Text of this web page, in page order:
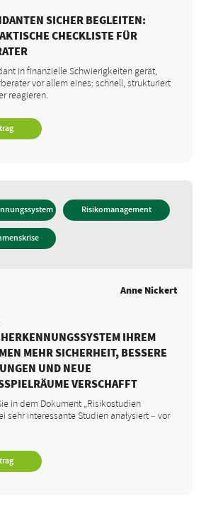
SICHER BEGLEITEN:
CHECKLISTE FÜR
in finanzielle Schwierigkeiten gerät,
vor allem eines: schnell, strukturiert
reagieren.
Risikomanagement
Anne Nickert
IHREM
MEHR SICHERHEIT, BESSERE
UND NEUE
VERSCHAFFT
in dem Dokument „Risikostudien
sehr interessante Studien analysiert – vor